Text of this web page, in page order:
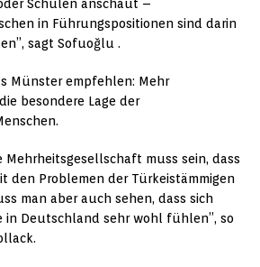
Schulen anschaut –
in Führungspositionen sind darin
sagt Sofuoğlu .
Münster empfehlen: Mehr
besondere Lage der
Mehrheitsgesellschaft muss sein, dass
den Problemen der Türkeistämmigen
man aber auch sehen, dass sich
in Deutschland sehr wohl fühlen”, so